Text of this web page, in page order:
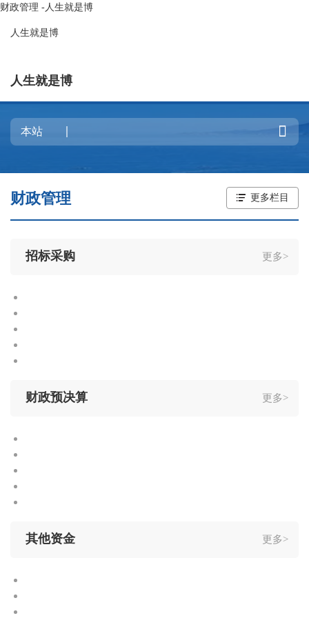
财政管理 -人生就是博
人生就是博
人生就是博

财政管理 更多栏目
招标采购 更多>
财政预决算 更多>
其他资金 更多>